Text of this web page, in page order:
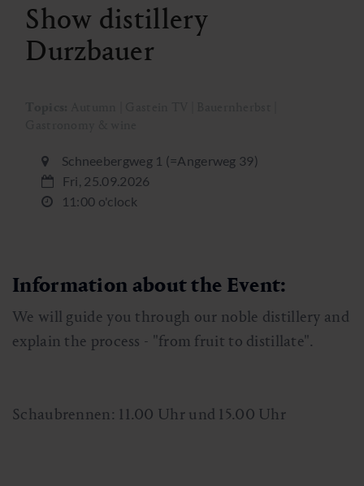
Show distillery
Durzbauer
Schneebergweg 1 (=Angerweg 39)
Fri, 25.09.2026
11:00 o'clock
Information about the Event:
We will guide you through our noble distillery and
explain the process - "from fruit to distillate".
Schaubrennen: 11.00 Uhr und 15.00 Uhr